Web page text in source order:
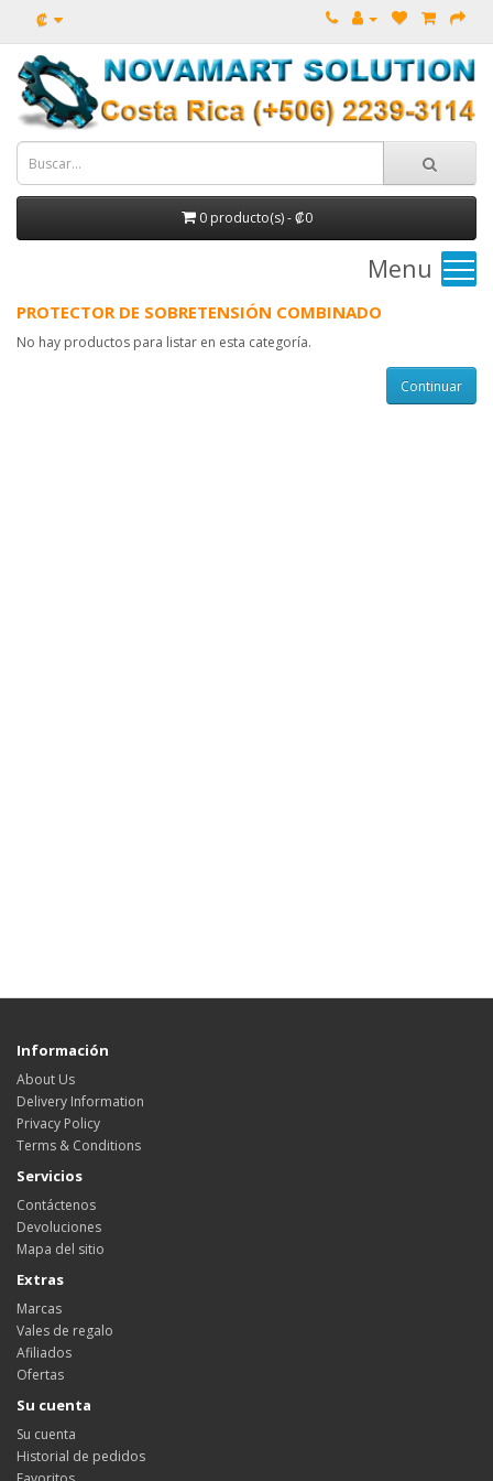
₡
0 producto(s) - ₡0
Menu
PROTECTOR DE SOBRETENSIÓN COMBINADO
No hay productos para listar en esta categoría.
Continuar
Información
About Us
Delivery Information
Privacy Policy
Terms & Conditions
Servicios
Contáctenos
Devoluciones
Mapa del sitio
Extras
Marcas
Vales de regalo
Afiliados
Ofertas
Su cuenta
Su cuenta
Historial de pedidos